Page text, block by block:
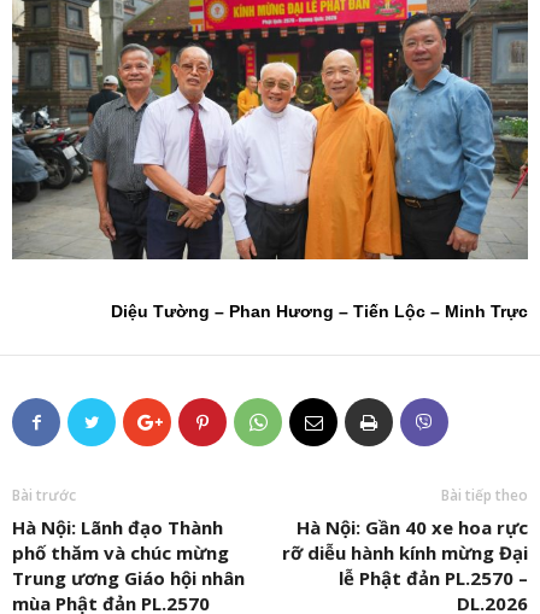
Diệu Tường – Phan Hương – Tiến Lộc – Minh Trực
Bài trước
Hà Nội: Lãnh đạo Thành
phố thăm và chúc mừng
Trung ương Giáo hội nhân
mùa Phật đản PL.2570
Bài tiếp theo
Hà Nội: Gần 40 xe hoa rực
rỡ diễu hành kính mừng Đại
lễ Phật đản PL.2570 –
DL.2026